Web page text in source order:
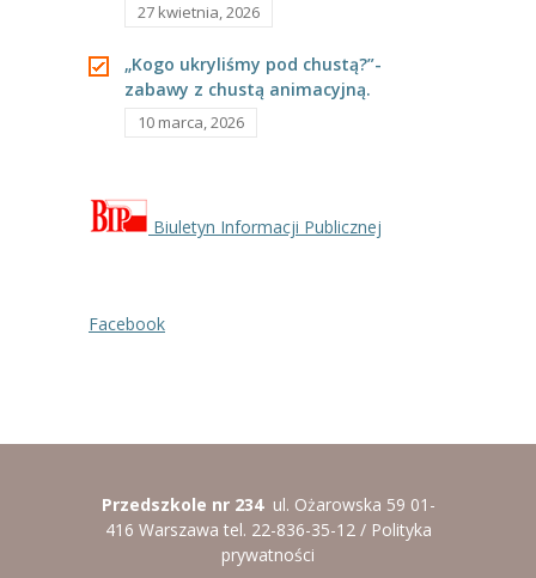
27 kwietnia, 2026
„Kogo ukryliśmy pod chustą?”-
zabawy z chustą animacyjną.
10 marca, 2026
Biuletyn Informacji Publicznej
Facebook
Przedszkole nr 234 ul. Ożarowska 59 01-
416 Warszawa tel. 22-836-35-12 / Polityka
prywatności